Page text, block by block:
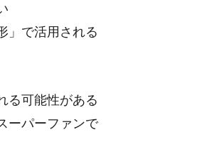
」で活用される
る可能性がある
ーパーファンで